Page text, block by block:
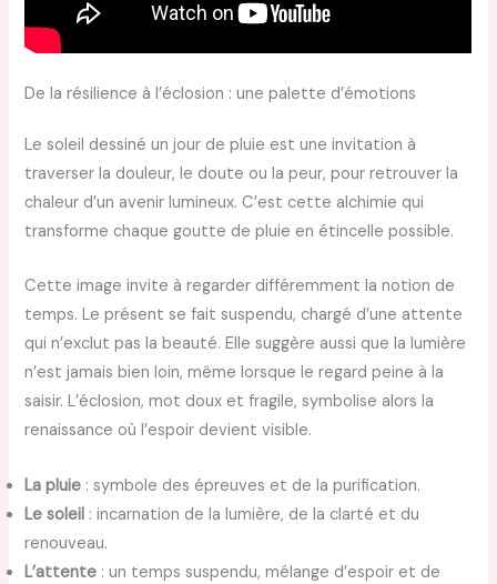
De la résilience à l’éclosion : une palette d’émotions
Le soleil dessiné un jour de pluie est une invitation à
traverser la douleur, le doute ou la peur, pour retrouver la
chaleur d’un avenir lumineux. C’est cette alchimie qui
transforme chaque goutte de pluie en étincelle possible.
Cette image invite à regarder différemment la notion de
temps. Le présent se fait suspendu, chargé d’une attente
qui n’exclut pas la beauté. Elle suggère aussi que la lumière
n’est jamais bien loin, même lorsque le regard peine à la
saisir. L’éclosion, mot doux et fragile, symbolise alors la
renaissance où l’espoir devient visible.
La pluie : symbole des épreuves et de la purification.
Le soleil : incarnation de la lumière, de la clarté et du
renouveau.
L’attente : un temps suspendu, mélange d’espoir et de